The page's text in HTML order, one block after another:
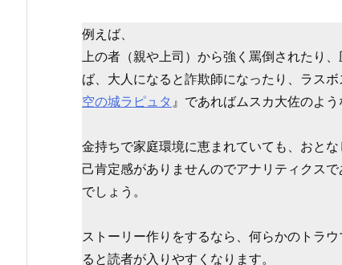
例えば、
上の者（親や上司）から強く罵倒されたり
ば、大人になると詐欺師になったり、ラス
空の城ラピュタ 』であればムスカ大佐のよう
金持ちで家庭環境に恵まれていても、おと
己肯定感がありませんのでアナリティクス
でしょう。
ストーリー作りをするなら、何らかのトラ
ると読者が入りやすくなります。